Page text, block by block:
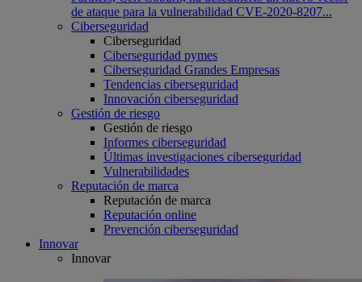
de ataque para la vulnerabilidad CVE-2020-8207...
Ciberseguridad
Ciberseguridad
Ciberseguridad pymes
Ciberseguridad Grandes Empresas
Tendencias ciberseguridad
Innovación ciberseguridad
Gestión de riesgo
Gestión de riesgo
Informes ciberseguridad
Últimas investigaciones ciberseguridad
Vulnerabilidades
Reputación de marca
Reputación de marca
Reputación online
Prevención ciberseguridad
Innovar
Innovar